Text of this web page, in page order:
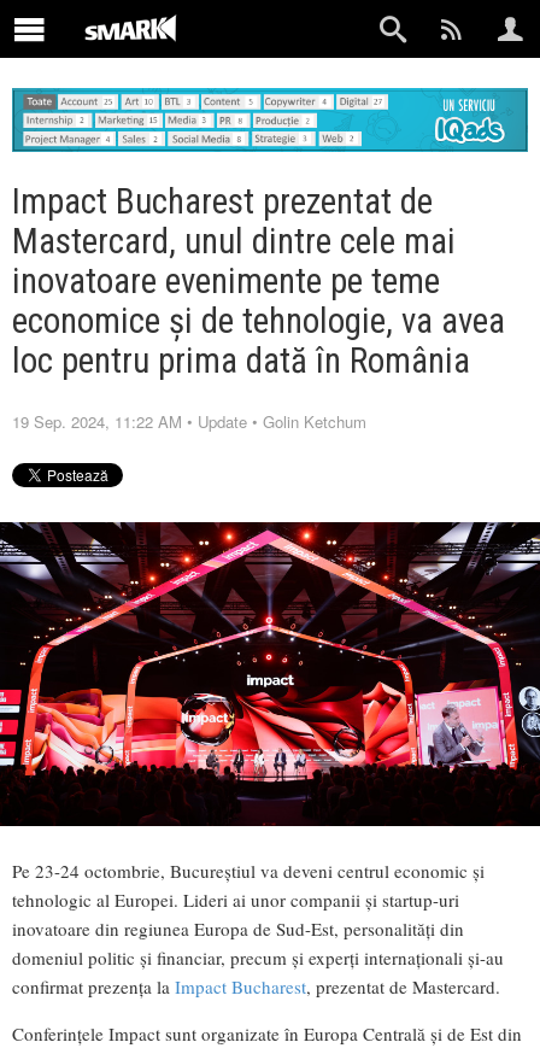
Impact Bucharest prezentat de
Mastercard, unul dintre cele mai
inovatoare evenimente pe teme
economice și de tehnologie, va avea
loc pentru prima dată în România
19 Sep. 2024, 11:22 AM • Update • Golin Ketchum
Pe 23-24 octombrie, Bucureștiul va deveni centrul economic și
tehnologic al Europei. Lideri ai unor companii și startup-uri
inovatoare din regiunea Europa de Sud-Est, personalități din
domeniul politic și financiar, precum și experți internaționali și-au
confirmat prezența la Impact Bucharest, prezentat de Mastercard.
Conferințele Impact sunt organizate în Europa Centrală și de Est din